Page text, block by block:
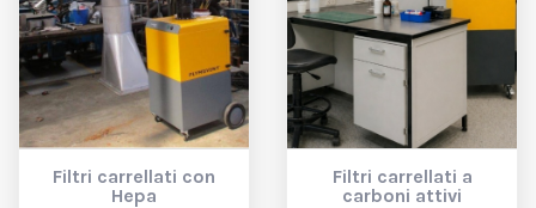
Filtri carrellati con
Hepa
Filtri carrellati a
carboni attivi